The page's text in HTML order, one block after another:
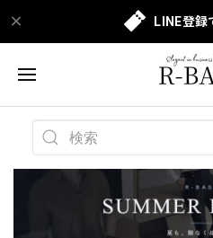
LINE登録